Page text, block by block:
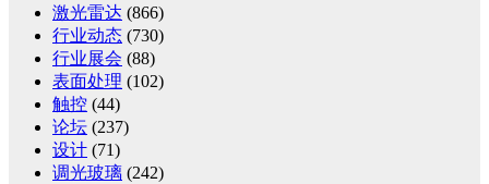
激光雷达 (866)
行业动态 (730)
行业展会 (88)
表面处理 (102)
触控 (44)
论坛 (237)
设计 (71)
调光玻璃 (242)